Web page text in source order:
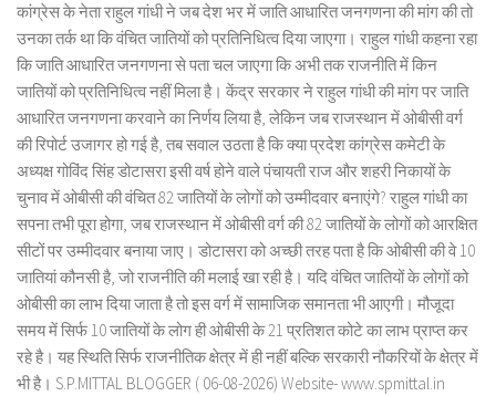
कांग्रेस के नेता राहुल गांधी ने जब देश भर में जाति आधारित जनगणना की मांग की तो
उनका तर्क था कि वंचित जातियों को प्रतिनिधित्व दिया जाएगा। राहुल गांधी कहना रहा
कि जाति आधारित जनगणना से पता चल जाएगा कि अभी तक राजनीति में किन
जातियों को प्रतिनिधित्व नहीं मिला है। केंद्र सरकार ने राहुल गांधी की मांग पर जाति
आधारित जनगणना करवाने का निर्णय लिया है, लेकिन जब राजस्थान में ओबीसी वर्ग
की रिपोर्ट उजागर हो गई है, तब सवाल उठता है कि क्या प्रदेश कांग्रेस कमेटी के
अध्यक्ष गोविंद सिंह डोटासरा इसी वर्ष होने वाले पंचायती राज और शहरी निकायों के
चुनाव में ओबीसी की वंचित 82 जातियों के लोगों को उम्मीदवार बनाएंगे? राहुल गांधी का
सपना तभी पूरा होगा, जब राजस्थान में ओबीसी वर्ग की 82 जातियों के लोगों को आरक्षित
सीटों पर उम्मीदवार बनाया जाए। डोटासरा को अच्छी तरह पता है कि ओबीसी की वे 10
जातियां कौनसी है, जो राजनीति की मलाई खा रही है। यदि वंचित जातियों के लोगों को
ओबीसी का लाभ दिया जाता है तो इस वर्ग में सामाजिक समानता भी आएगी। मौजूदा
समय में सिर्फ 10 जातियों के लोग ही ओबीसी के 21 प्रतिशत कोटे का लाभ प्राप्त कर
रहे है। यह स्थिति सिर्फ राजनीतिक क्षेत्र में ही नहीं बल्कि सरकारी नौकरियों के क्षेत्र में
भी है। S.P.MITTAL BLOGGER ( 06-08-2026) Website- www.spmittal.in